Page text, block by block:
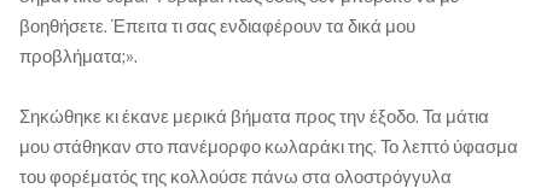
βοηθήσετε. Έπειτα τι σας ενδιαφέρουν τα δικά μου
προβλήματα;».
Σηκώθηκε κι έκανε μερικά βήματα προς την έξοδο. Τα μάτια
μου στάθηκαν στο πανέμορφο κωλαράκι της. Το λεπτό ύφασμα
του φορέματός της κολλούσε πάνω στα ολοστρόγγυλα